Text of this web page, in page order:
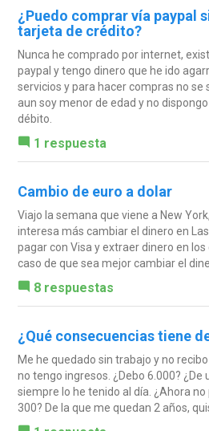
¿Puedo comprar vía paypal
tarjeta de crédito?
Nunca he comprado por internet,
paypal y tengo dinero que he ido
servicios y para hacer compras no se
aun soy menor de edad y no
débito.
1 respuesta
Cambio de euro a dolar
Viajo la semana que viene a New
interesa más cambiar el dinero en
pagar con Visa y extraer dinero en los
caso de que sea mejor cambiar el
8 respuestas
¿Qué consecuencias tiene
Me he quedado sin trabajo y no
no tengo ingresos. ¿Debo 6.000? ¿De
siempre lo he tenido al día. ¿Ahora
300? De la que me quedan 2 años,